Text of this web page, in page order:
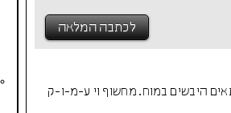
לכתבה המלאה
היבשים במוח. מחשוף וי ע-מ-ו-ק